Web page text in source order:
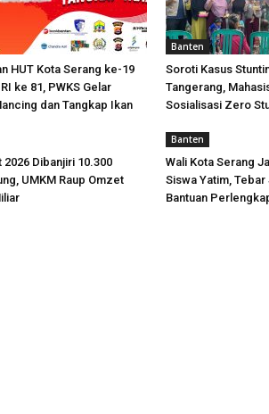
HUT Kota Serang ke-19
ke 81, PWKS Gelar
dan Tangkap Ikan
Banten
Soroti Kasus
Tangerang,
Sosialisasi Zero
2026 Dibanjiri 10.300
UMKM Raup Omzet
Banten
Wali Kota Serang
Siswa Yatim,
Bantuan